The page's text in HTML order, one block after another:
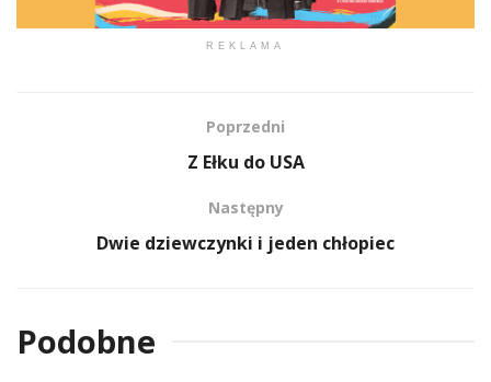
REKLAMA
Poprzedni
Z Ełku do USA
Następny
Dwie dziewczynki i jeden chłopiec
Podobne